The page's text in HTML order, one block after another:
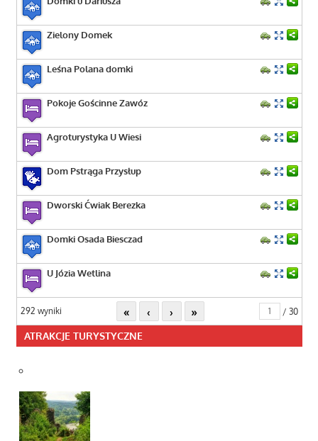
Zielony Domek
Leśna Polana domki
Pokoje Gościnne Zawóz
Agroturystyka U Wiesi
Dom Pstrąga Przysłup
Dworski Ćwiak Berezka
Domki Osada Biesczad
U Józia Wetlina
292 wyniki « ‹ › » / 30
ATRAKCJE TURYSTYCZNE